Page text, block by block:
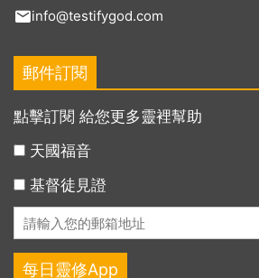
info@testifygod.com
郵件訂閱
點擊訂閱 給您更多靈裡幫助
天國福音
基督徒見證
每日靈修App